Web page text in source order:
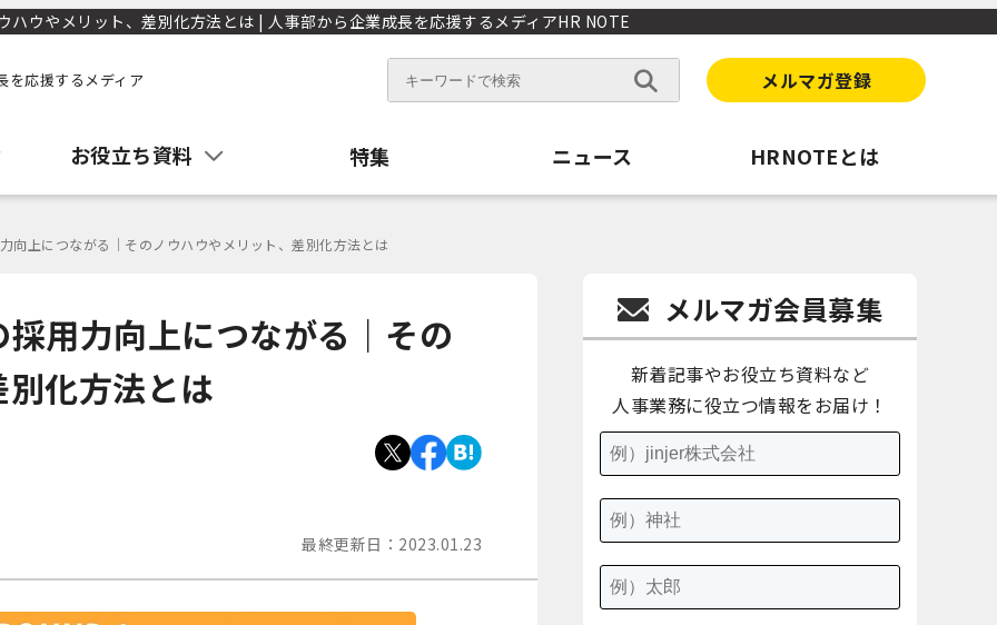
ウやメリット、差別化方法とは | 人事部から企業成長を応援するメディアHR NOTE
を応援するメディア メルマガ登録
お役立ち資料 特集 ニュース HRNOTEとは
向上につながる｜そのノウハウやメリット、差別化方法とは
用力向上につながる｜その
化方法とは
最終更新日： 2023.01.23
メルマガ会員募集
新着記事やお役立ち資料など
人事業務に役立つ情報をお届け！